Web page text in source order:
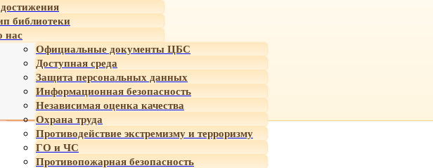
библиотеки
нас
Официальные документы ЦБС
Доступная среда
Защита персональных данных
Информационная безопасность
Независимая оценка качества
Охрана труда
Противодействие экстремизму и терроризму
ГО и ЧС
Противопожарная безопасность